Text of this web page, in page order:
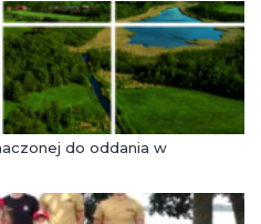
do oddania w